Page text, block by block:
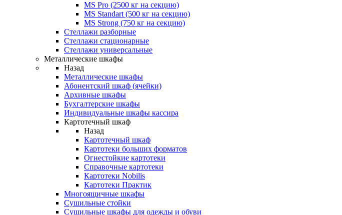
MS Pro (2500 кг на секцию)
MS Standart (500 кг на секцию)
MS Strong (750 кг на секцию)
Стеллажи разборные
Стеллажи стационарные
Стеллажи универсальные
Металлические шкафы
Назад
Металлические шкафы
Абонентский шкаф (ячейки)
Архивные шкафы
Бухгалтерские шкафы
Индивидуальные шкафы кассира
Картотечный шкаф
Назад
Картотечный шкаф
Картотеки больших форматов
Огнестойкие картотеки
Справочные картотеки
Картотеки Nobilis
Картотеки Практик
Многоящичные шкафы
Сушильные стойки
Сушильные шкафы для одежды и обуви